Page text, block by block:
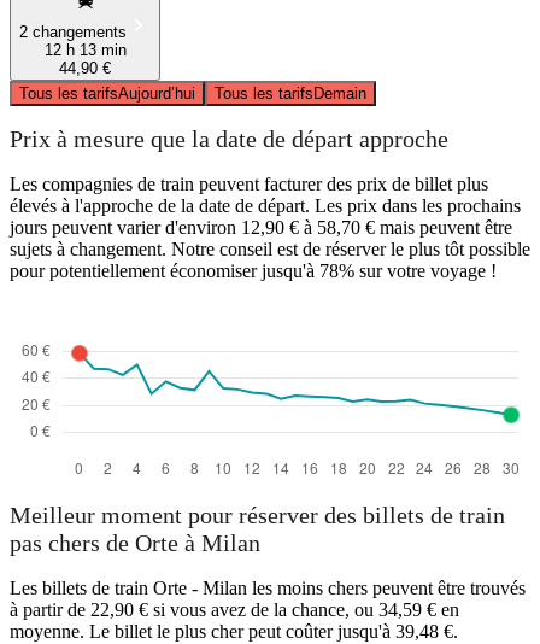
2 changements
12 h 13 min
44,90 €
Tous les tarifsAujourd’hui Tous les tarifsDemain
Prix à mesure que la date de départ approche
Les compagnies de train peuvent facturer des prix de billet plus
élevés à l'approche de la date de départ. Les prix dans les prochains
jours peuvent varier d'environ 12,90 € à 58,70 € mais peuvent être
sujets à changement. Notre conseil est de réserver le plus tôt possible
pour potentiellement économiser jusqu'à 78% sur votre voyage !
Meilleur moment pour réserver des billets de train
pas chers de Orte à Milan
Les billets de train Orte - Milan les moins chers peuvent être trouvés
à partir de 22,90 € si vous avez de la chance, ou 34,59 € en
moyenne. Le billet le plus cher peut coûter jusqu'à 39,48 €.